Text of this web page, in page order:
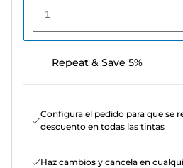
1
Repeat & Save 5%
Configura el pedido para que se
descuento en todas las tintas
Haz cambios y cancela en